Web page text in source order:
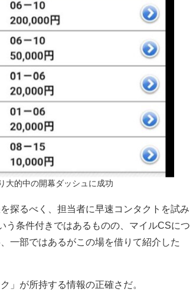
大的中の開幕ダッシュに成功
探るべく、担当者に早速コンタクトを試み
う条件付きではあるものの、マイルCSにつ
一部ではあるがこの場を借りて紹介した
」が所持する情報の正確さだ。